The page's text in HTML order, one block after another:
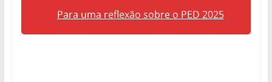
Para uma reflexão sobre o PED 2025